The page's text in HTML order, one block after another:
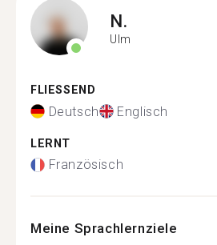
N.
Ulm
FLIESSEND
Deutsch Englisch
LERNT
Französisch
Meine Sprachlernziele